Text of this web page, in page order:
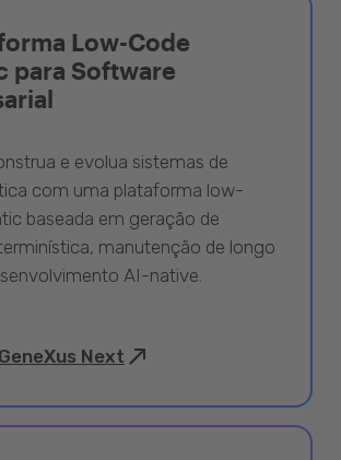
Low-Code
para Software
e evolua sistemas de
com uma plataforma low-
baseada em geração de
manutenção de longo
AI-native.
Next